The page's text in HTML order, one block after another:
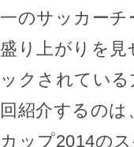
一のサッカー
盛り上がりを
ックされてい
回紹介するの
カップ2014の